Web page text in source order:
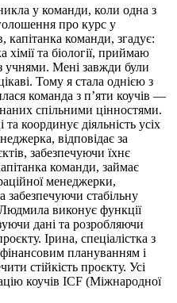
у команди, коли одна з
про курс у
капітанка команди, згадує:
та біології, приймаю
учнями. Мені завжди були
Тому я стала однією з
команда з п’яти коучів —
спільними цінностями.
координує діяльність усіх
відповідає за
забезпечуючи їхнє
команди, займає
менеджерки,
стабільну
Людмила виконує функції
дані та розробляючи
Ірина, спеціалістка з
плануванням і
стійкість проєкту. Усі
коучів ICF (Міжнародної